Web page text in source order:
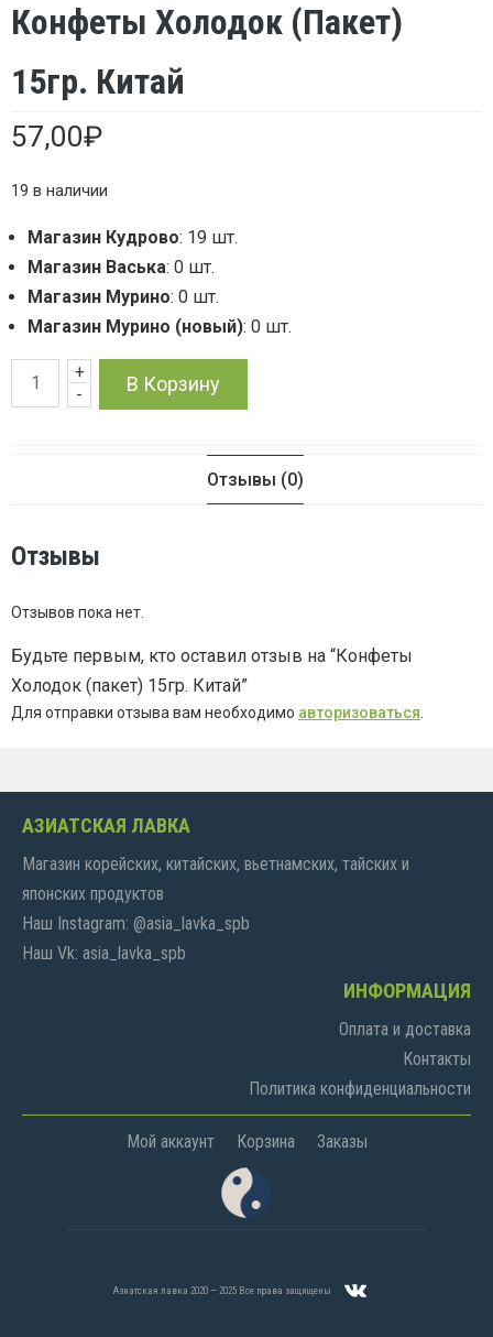
Конфеты Холодок (пакет)
15гр. Китай
57,00₽
19 в наличии
Магазин Кудрово: 19 шт.
Магазин Васька: 0 шт.
Магазин Мурино: 0 шт.
Магазин Мурино (новый): 0 шт.
-
Количество
15гр.
+
В Корзину
Отзывы (0)
Отзывы
Отзывов пока нет.
Будьте первым, кто оставил отзыв на “Конфеты
Холодок (пакет) 15гр. Китай”
Для отправки отзыва вам необходимо авторизоваться
АЗИАТСКАЯ ЛАВКА
Магазин корейских, китайских, вьетнамских, тайских и
японских продуктов
Наш Instagram: @asia_lavka_spb
Наш Vk: asia_lavka_spb
ИНФОРМАЦИЯ
Оплата и доставка
Контакты
Политика конфиденциальности
Мой аккаунт Корзина Заказы
Азиатская лавка 2020 — 2025 Все права защищены